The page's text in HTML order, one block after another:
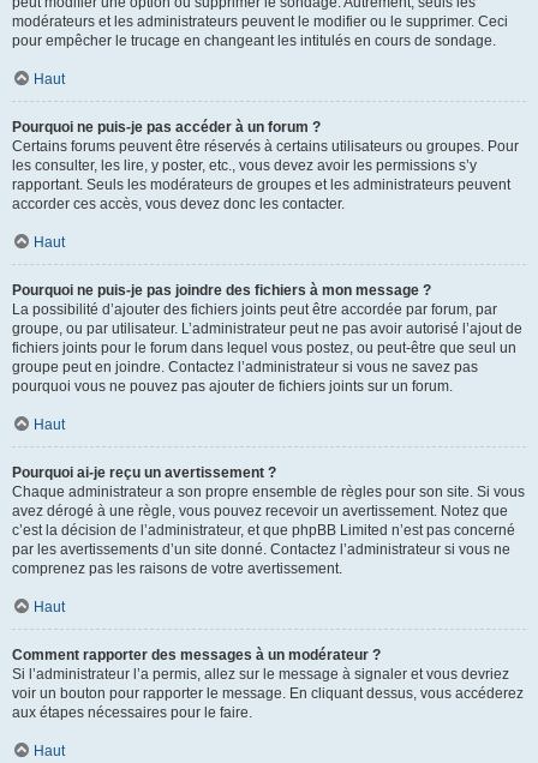
modérateurs et les administrateurs peuvent le modifier ou le supprimer. Ceci
pour empêcher le trucage en changeant les intitulés en cours de sondage.
Haut
Pourquoi ne puis-je pas accéder à un forum ?
Certains forums peuvent être réservés à certains utilisateurs ou groupes. Pour
les consulter, les lire, y poster, etc., vous devez avoir les permissions s’y
rapportant. Seuls les modérateurs de groupes et les administrateurs peuvent
accorder ces accès, vous devez donc les contacter.
Haut
Pourquoi ne puis-je pas joindre des fichiers à mon message ?
La possibilité d’ajouter des fichiers joints peut être accordée par forum, par
groupe, ou par utilisateur. L’administrateur peut ne pas avoir autorisé l’ajout de
fichiers joints pour le forum dans lequel vous postez, ou peut-être que seul un
groupe peut en joindre. Contactez l’administrateur si vous ne savez pas
pourquoi vous ne pouvez pas ajouter de fichiers joints sur un forum.
Haut
Pourquoi ai-je reçu un avertissement ?
Chaque administrateur a son propre ensemble de règles pour son site. Si vous
avez dérogé à une règle, vous pouvez recevoir un avertissement. Notez que
c’est la décision de l’administrateur, et que phpBB Limited n’est pas concerné
par les avertissements d’un site donné. Contactez l’administrateur si vous ne
comprenez pas les raisons de votre avertissement.
Haut
Comment rapporter des messages à un modérateur ?
Si l’administrateur l’a permis, allez sur le message à signaler et vous devriez
voir un bouton pour rapporter le message. En cliquant dessus, vous accéderez
aux étapes nécessaires pour le faire.
Haut